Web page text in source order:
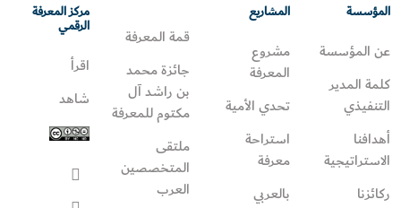
المؤسسة
عن المؤسسة
كلمة المدير
التنفيذي
أهدافنا
الاستراتيجية
ركائزنا
المشاريع
مشروع
المعرفة
تحدي الأمية
استراحة
معرفة
بالعربي
قمة المعرفة
جائزة محمد
بن راشد آل
مكتوم للمعرفة
ملتقى
المتخصصين
العرب
مركز المعرفة
الرقمي
اقرأ
شاهد